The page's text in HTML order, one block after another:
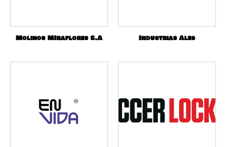
Molinos MIraflores S.A Industrias Ales